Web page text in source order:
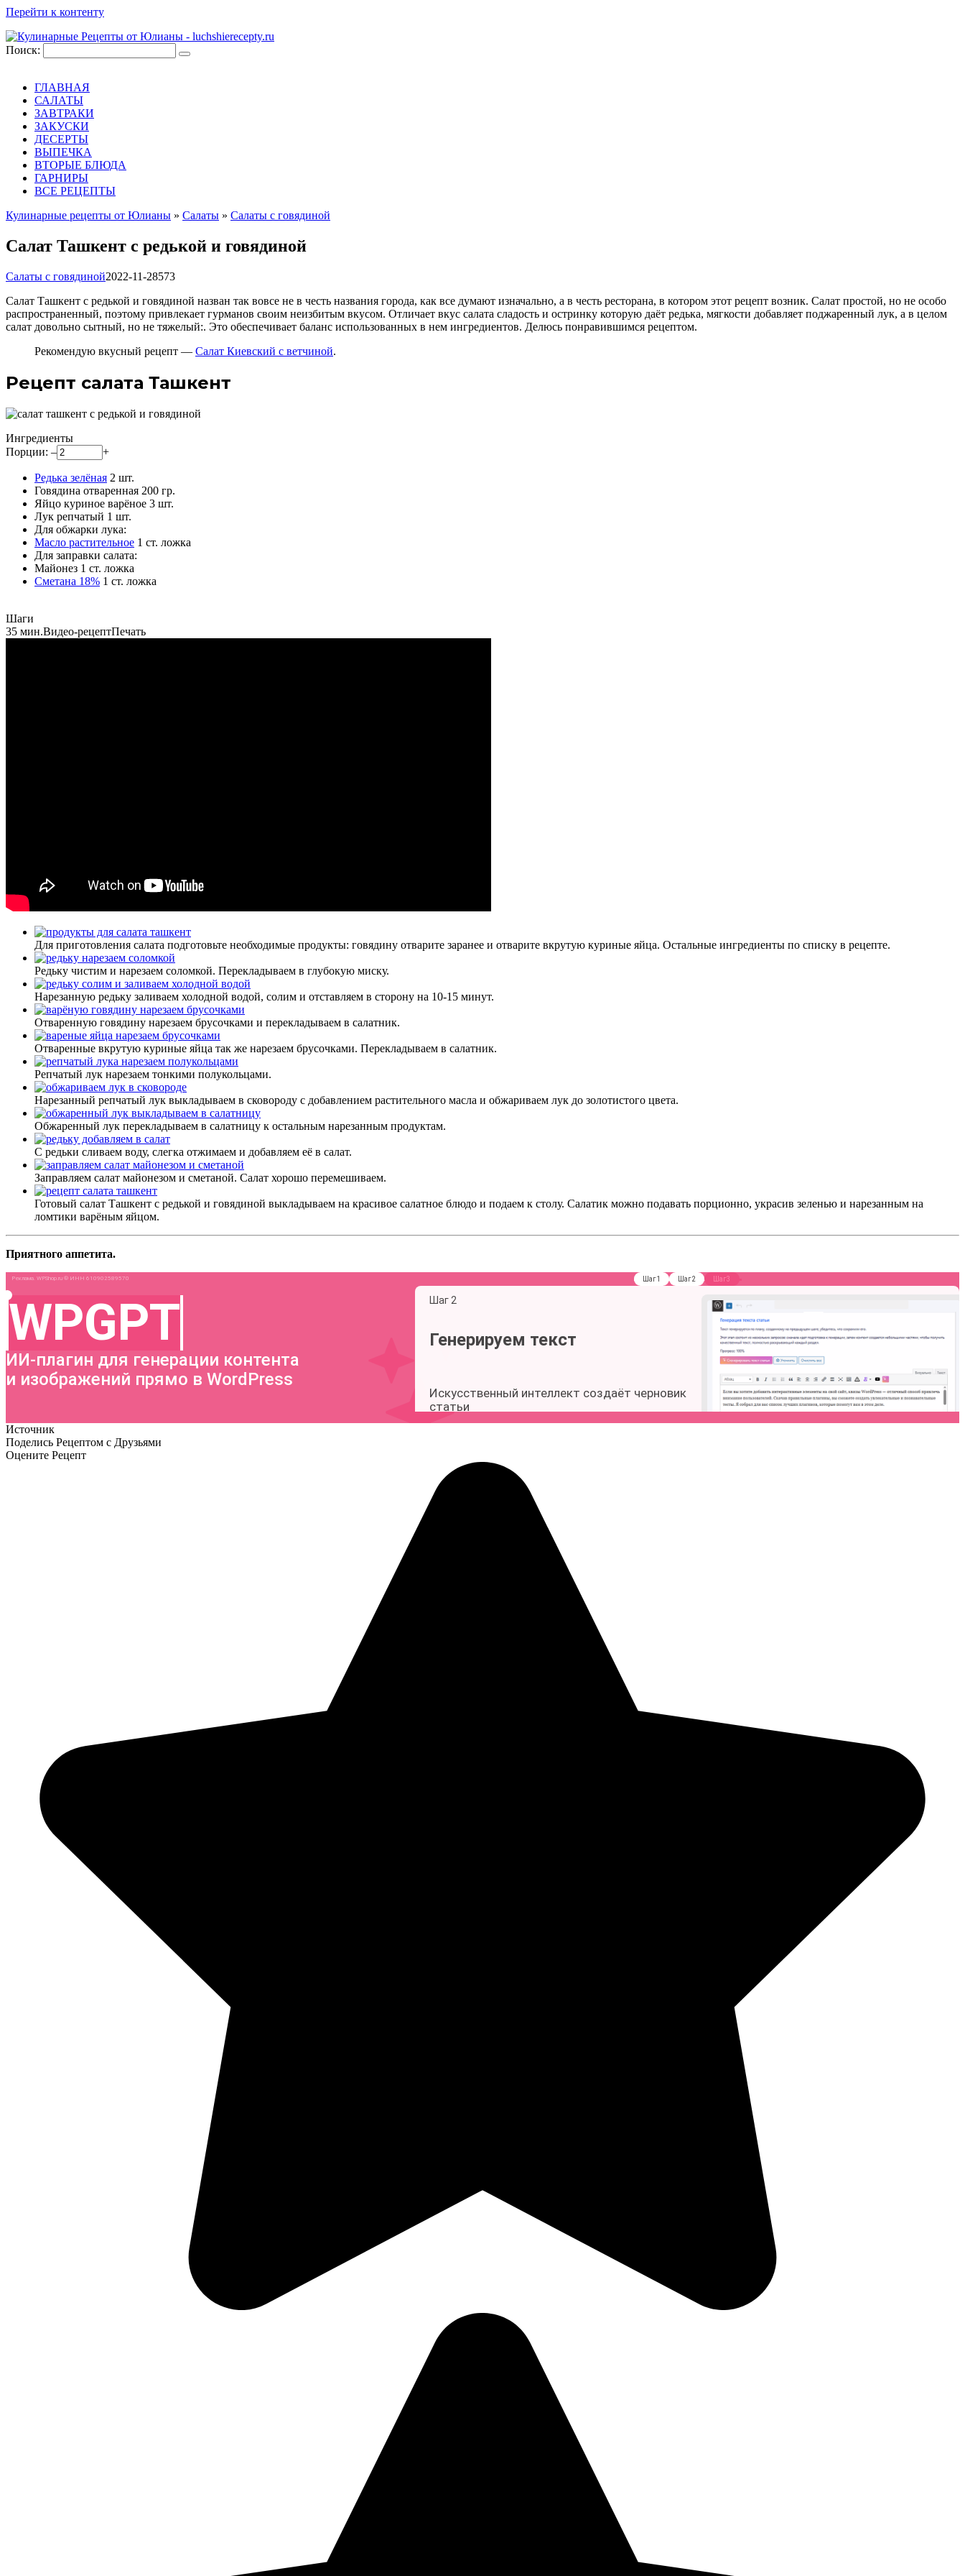
Перейти к контенту
Поиск:
ГЛАВНАЯ
САЛАТЫ
ЗАВТРАКИ
ЗАКУСКИ
ДЕСЕРТЫ
ВЫПЕЧКА
ВТОРЫЕ БЛЮДА
ГАРНИРЫ
ВСЕ РЕЦЕПТЫ
Кулинарные рецепты от Юлианы » Салаты » Салаты с говядиной
Салат Ташкент с редькой и говядиной
Салаты с говядиной2022-11-28573
Салат Ташкент с редькой и говядиной назван так вовсе не в честь названия города, как все думают изначально, а в честь ресторана, в котором этот рецепт возник. Салат простой, но не особо
распространенный, поэтому привлекает гурманов своим неизбитым вкусом. Отличает вкус салата сладость и остринку которую даёт редька, мягкости добавляет поджаренный лук, а в целом
салат довольно сытный, но не тяжелый:. Это обеспечивает баланс использованных в нем ингредиентов. Делюсь понравившимся рецептом.
Рекомендую вкусный рецепт — Салат Киевский с ветчиной.
Рецепт салата Ташкент
Ингредиенты
Порции: – +
Редька зелёная 2 шт.
Говядина отваренная 200 гр.
Яйцо куриное варёное 3 шт.
Лук репчатый 1 шт.
Для обжарки лука:
Масло растительное 1 ст. ложка
Для заправки салата:
Майонез 1 ст. ложка
Сметана 18% 1 ст. ложка
Шаги
35 мин.Видео-рецептПечать
Для приготовления салата подготовьте необходимые продукты: говядину отварите заранее и отварите вкрутую куриные яйца. Остальные ингредиенты по списку в рецепте.
Редьку чистим и нарезаем соломкой. Перекладываем в глубокую миску.
Нарезанную редьку заливаем холодной водой, солим и отставляем в сторону на 10-15 минут.
Отваренную говядину нарезаем брусочками и перекладываем в салатник.
Отваренные вкрутую куриные яйца так же нарезаем брусочками. Перекладываем в салатник.
Репчатый лук нарезаем тонкими полукольцами.
Нарезанный репчатый лук выкладываем в сковороду с добавлением растительного масла и обжариваем лук до золотистого цвета.
Обжаренный лук перекладываем в салатницу к остальным нарезанным продуктам.
С редьки сливаем воду, слегка отжимаем и добавляем её в салат.
Заправляем салат майонезом и сметаной. Салат хорошо перемешиваем.
Готовый салат Ташкент с редькой и говядиной выкладываем на красивое салатное блюдо и подаем к столу. Салатик можно подавать порционно, украсив зеленью и нарезанным на
ломтики варёным яйцом.
Приятного аппетита.
Источник
Поделись Рецептом с Друзьями
Оцените Рецепт